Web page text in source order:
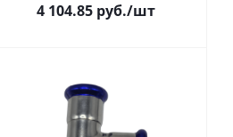
4 104.85 руб./шт